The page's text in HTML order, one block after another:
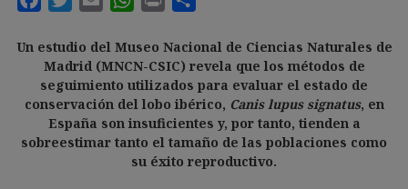
Un estudio del Museo Nacional de Ciencias Naturales de
Madrid (MNCN-CSIC) revela que los métodos de
seguimiento utilizados para evaluar el estado de
conservación del lobo ibérico, Canis lupus signatus, en
España son insuficientes y, por tanto, tienden a
sobreestimar tanto el tamaño de las poblaciones como
su éxito reproductivo.